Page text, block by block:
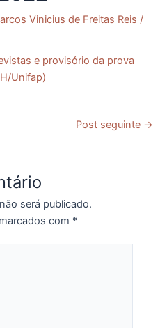
Vinicius de Freitas Reis /
e provisório da prova
Unifap)
Post seguinte →
será publicado.
com *